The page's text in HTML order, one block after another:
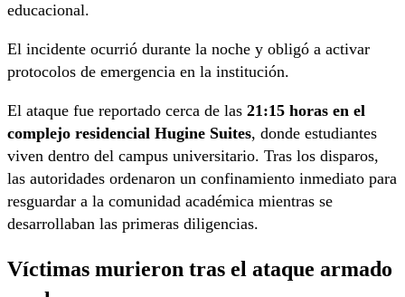
educacional.
El incidente ocurrió durante la noche y obligó a activar
protocolos de emergencia en la institución.
El ataque fue reportado cerca de las 21:15 horas en el
complejo residencial Hugine Suites, donde estudiantes
viven dentro del campus universitario. Tras los disparos,
las autoridades ordenaron un confinamiento inmediato para
resguardar a la comunidad académica mientras se
desarrollaban las primeras diligencias.
Víctimas murieron tras el ataque armado